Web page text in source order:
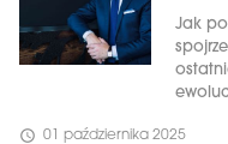
Jak
schedule 01 października 2025